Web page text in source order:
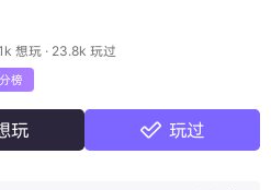
想玩 · 23.8k 玩过
榜
玩  玩过